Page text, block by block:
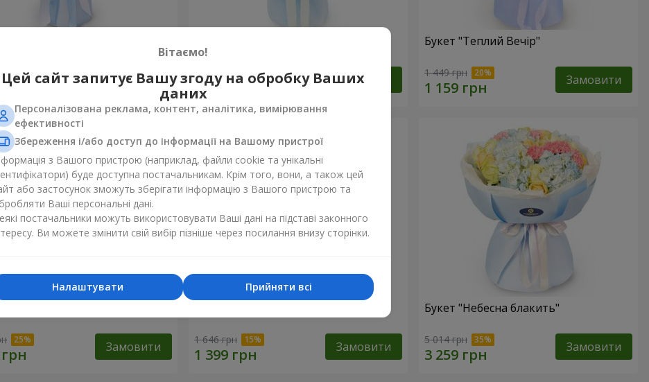
моя"
Замовити 3 084 грн Замовити
Букет "Теплий Вечір"
1 449 грн Замовити
синяви"
Замовити 1 646 грн Замовити
Букет "Небесна блакить"
5 014 грн Замовити
Вітаємо!
Цей сайт запитує Вашу згоду на обробку Ваших
даних
Персоналізована реклама, контент, аналітика, вимірювання
ефективності
Збереження і/або доступ до інформації на Вашому пристрої
з Вашого пристрою (наприклад, файли cookie та унікальні
буде доступна постачальникам. Крім того, вони, а також цей
або застосунок зможуть зберігати інформацію з Вашого пристрою та
Ваші персональні дані.
постачальники можуть використовувати Ваші дані на підставі законного
Ви можете змінити свій вибір пізніше через посилання внизу сторінки.
Прийняти всі
Налаштувати